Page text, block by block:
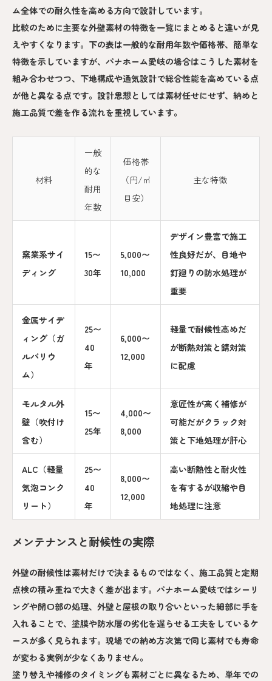
ム全体での耐久性を高める方向で設計しています。
比較のために主要な外壁素材の特徴を一覧にまとめると違いが見
えやすくなります。下の表は一般的な耐用年数や価格帯、簡単な
特徴を示していますが、パナホーム愛岐の場合はこうした素材を
組み合わせつつ、下地構成や通気設計で総合性能を高めている点
が他と異なる点です。設計思想としては素材任せにせず、納めと
施工品質で差を作る流れを重視しています。
材料
一般
的な
耐用
年数
価格帯
（円/㎡
目安）
主な特徴
窯業系サイ
ディング
15〜
30年
5,000〜
10,000
デザイン豊富で施工
性良好だが、目地や
釘廻りの防水処理が
重要
金属サイデ
ィング（ガ
ルバリウ
ム）
25〜
40
年
6,000〜
12,000
軽量で耐候性高めだ
が断熱対策と錆対策
に配慮
モルタル外
壁（吹付け
含む）
15〜
25年
4,000〜
8,000
意匠性が高く補修が
可能だがクラック対
策と下地処理が肝心
ALC（軽量
気泡コンク
リート）
25〜
40
年
8,000〜
12,000
高い断熱性と耐火性
を有するが収縮や目
地処理に注意
メンテナンスと耐候性の実際
外壁の耐候性は素材だけで決まるものではなく、施工品質と定期
点検の積み重ねで大きく差が出ます。パナホーム愛岐ではシーリ
ングや開口部の処理、外壁と屋根の取り合いといった細部に手を
入れることで、塗膜や防水層の劣化を遅らせる工夫をしているケ
ースが多く見られます。現場での納め方次第で同じ素材でも寿命
が変わる実例が少なくありません。
塗り替えや補修のタイミングも素材ごとに異なるため、単年での